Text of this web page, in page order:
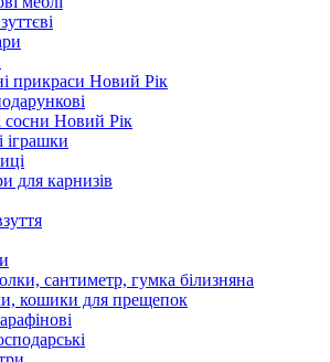
прикраси Новий Рік
сосни Новий Рік
іграшки
для карнизів
сантиметр, гумка білизняна
кошики для прещепок